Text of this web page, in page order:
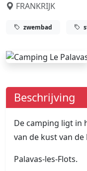
FRANKRIJK
zwembad
Beschrijving
De camping ligt in
van de kust van de
Palavas-les-Flots.